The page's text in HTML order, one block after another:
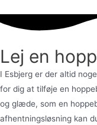
Lej en
I Esbjerg er der altid
for dig at tilføje en
og glæde, som en
afhentningsløsning kan